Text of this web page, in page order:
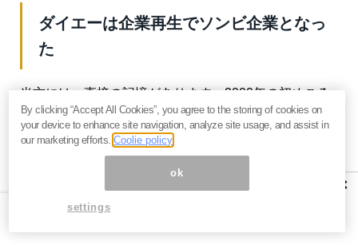
ダイエーは企業再生でソンビ企業となっ
た
当方には、直接の記憶があります。2000年の初めころ
専門誌に「ダイエーは、負債2兆円を、利益返済する目
処が立たない。破産するべきである。リース契約は20
×
By clicking “Accept All Cookies”, you agree to the storing of cookies on
your device to enhance site navigation, analyze site usage, and assist in
our marketing efforts.Coolie policy
ok
settings